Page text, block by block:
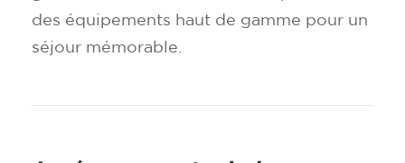
des équipements haut de gamme pour un
séjour mémorable.